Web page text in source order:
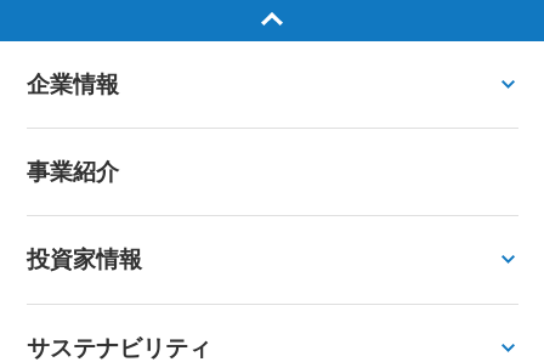
企業情報
事業紹介
投資家情報
サステナビリティ